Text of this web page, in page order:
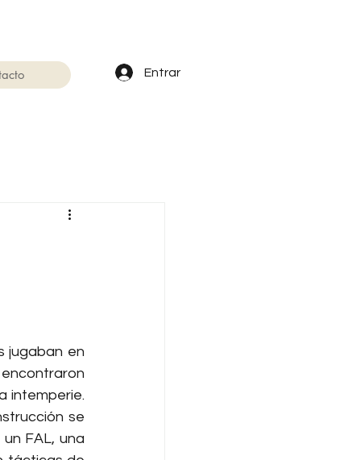
Entrar
jugaban en
intemperie.
se
FAL, una